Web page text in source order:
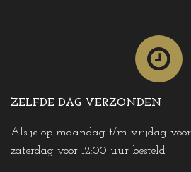
ZELFDE DAG VERZONDEN
Als je op maandag t/m vrijdag
zaterdag voor 12:00 uur besteld